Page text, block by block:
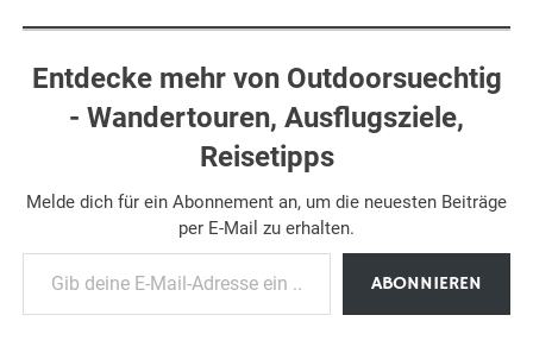
Entdecke mehr von Outdoorsuechtig
- Wandertouren, Ausflugsziele,
Reisetipps
Melde dich für ein Abonnement an, um die neuesten Beiträge
per E-Mail zu erhalten.
Gib deine E-Mail-Adresse ein ...
ABONNIEREN